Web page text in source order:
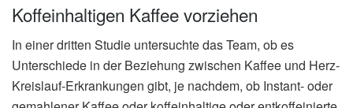
Koffeinhaltigen Kaffee vorziehen
In einer dritten Studie untersuchte das Team, ob es
Unterschiede in der Beziehung zwischen Kaffee und Herz-
Kreislauf-Erkrankungen gibt, je nachdem, ob Instant- oder